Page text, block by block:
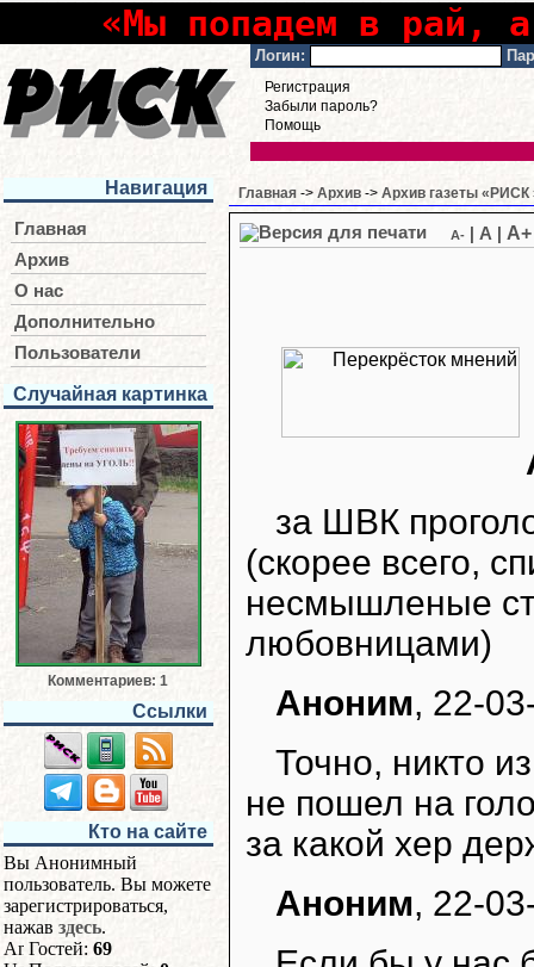
«Мы попадем в рай,
Логин:
Регистрация
Забыли пароль?
Помощь
Навигация
Главная
Архив
О нас
Дополнительно
Пользователи
Случайная картинка
Комментариев: 1
Ссылки
Кто на сайте
Вы Анонимный
пользователь. Вы можете
зарегистрироваться,
нажав здесь.
Гостей: 69
Главная -> Архив -> Архив газеты «РИСК
A- A A+
за ШВК
(скорее всего,
несмышленые
любовницами)
Аноним, 22-
Точно, никто
не пошел на
за какой хер
Аноним, 22-